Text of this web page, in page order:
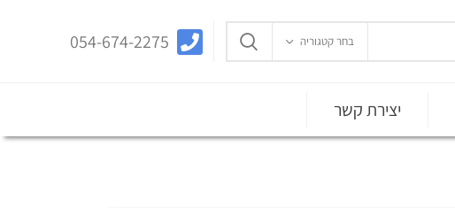
בחר קטגוריה 054-674-2275
יצירת קשר